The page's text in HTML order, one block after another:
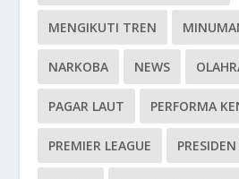
MENGIKUTI TREN
NARKOBA NEWS
PAGAR LAUT PERFORMA
PREMIER LEAGUE